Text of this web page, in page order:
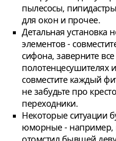
пылесосы,
для окон и прочее.
Детальная установка
элементов -
сифона, заверните
полотенцесушителях
совместите каждый
не забудьте про
переходники.
Некоторые ситуации
юморные - например,